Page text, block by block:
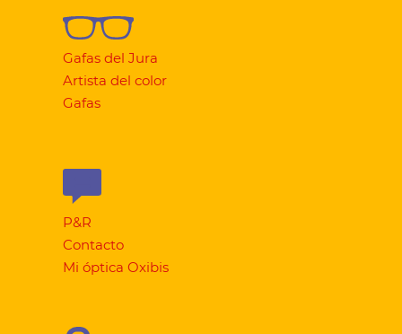
Gafas del Jura
Artista del color
Gafas
P&R
Contacto
Mi óptica Oxibis